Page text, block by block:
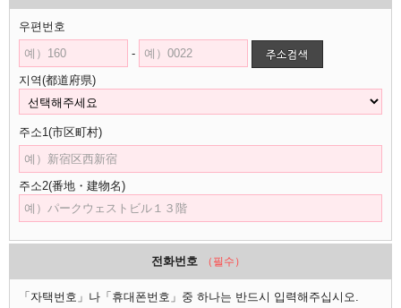
우편번호
-
지역(都道府県)
주소1(市区町村)
주소2(番地・建物名)
전화번호 （필수）
「자택번호」나「휴대폰번호」중 하나는 반드시 입력해주십시오.